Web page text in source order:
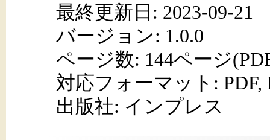
最終更新日: 2023-09-21
バージョン: 1.0.0
ページ数: 144ページ
対応フォーマット: PDF,
出版社: インプレス